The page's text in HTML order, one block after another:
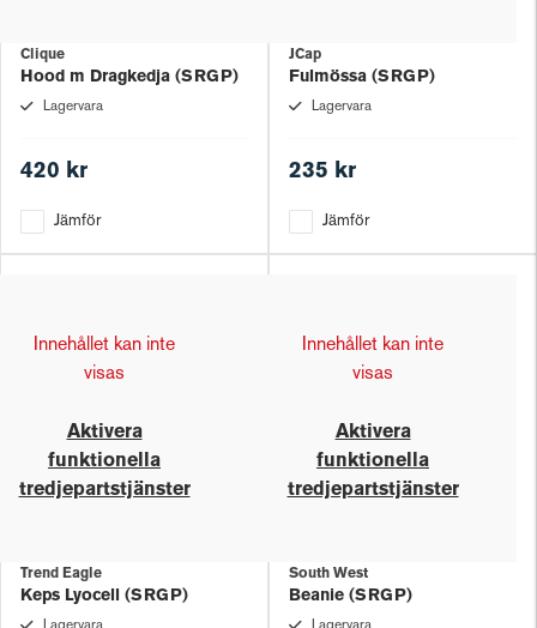
Clique
Hood m Dragkedja (SRGP)
Lagervara
420 kr
Jämför
JCap
Fulmössa (SRGP)
Lagervara
235 kr
Jämför
Innehållet kan inte
visas
Aktivera
funktionella
tredjepartstjänster
Trend Eagle
Keps Lyocell (SRGP)
Innehållet kan inte
visas
Aktivera
funktionella
tredjepartstjänster
South West
Beanie (SRGP)